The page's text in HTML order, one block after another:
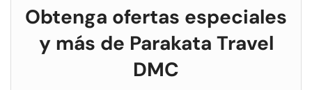
Obtenga ofertas especiales
y más de Parakata Travel
DMC